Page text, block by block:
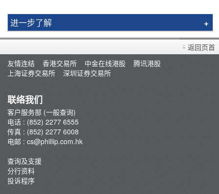
进一步了解
买卖衍生产品须知
开设户口
查询及支援
转入股票
孖展及利率
佣金及收费资料
表格下载
常见问题
最新推广
返回页首
友情连结
香港交易所 中金在线港股
腾讯港股
上海证券交易所
深圳证券交易所
联络我们
客户服务部 (一般查询)
电话 : (852) 2277 6555
传真 : (852) 2277 6008
电邮 : cs@phillip.com.hk
查询及支援
分行资料
投诉程序